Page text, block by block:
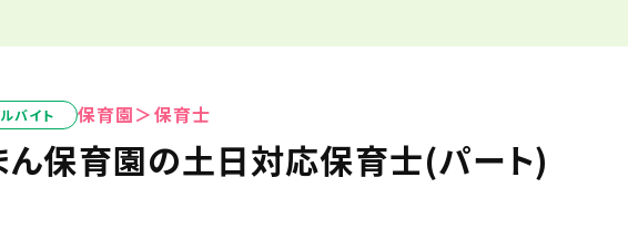
バイト 保育園＞保育士
ん保育園の土日対応保育士(パート)